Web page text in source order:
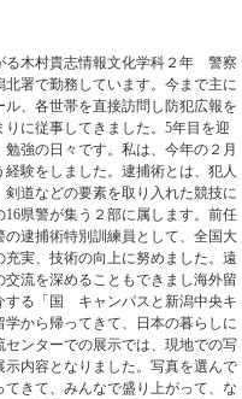
る木村貴志情報文化学科２年 警察
署で勤務しています。今まで主に
、各世帯を直接訪問し防犯広報を
に従事してきました。5年目を迎
強の日々です。私は、今年の２月
験をしました。逮捕術とは、犯人
道などの要素を取り入れた競技に
県警が集う２部に属します。前任
逮捕術特別訓練員として、全国大
実、技術の向上に努めました。遠
流を深めることもできまし海外留
する「国 キャンパスと新潟中央キ
から帰ってきて、日本の暮らしに
ンターでの展示では、現地での写
内容となりました。写真を選んで
きて、みんなで盛り上がって、な